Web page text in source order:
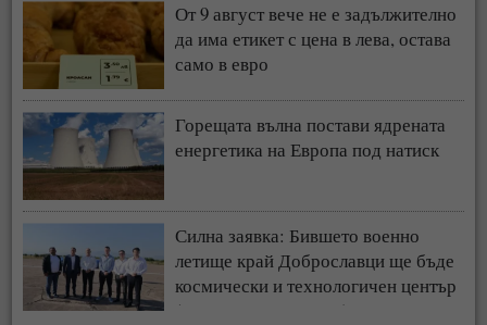
От 9 август вече не е задължително
да има етикет с цена в лева, остава
само в евро
Горещата вълна постави ядрената
енергетика на Европа под натиск
Силна заявка: Бившето военно
летище край Доброславци ще бъде
космически и технологичен център
(СНИМКИ + ВИДЕО)